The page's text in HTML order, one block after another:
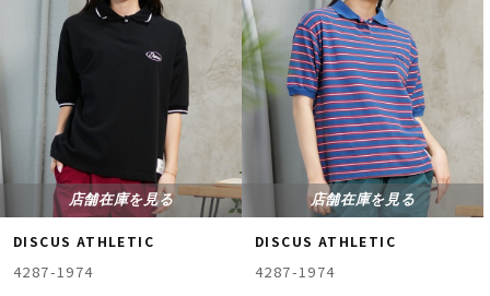
店舗在庫を見る
DISCUS ATHLETIC
4287-1974
店舗在庫を見る
DISCUS ATHLETIC
4287-1974